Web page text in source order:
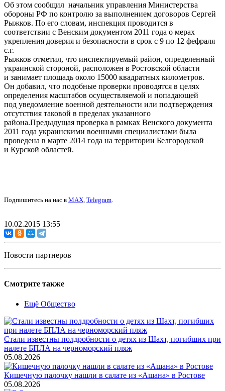
Об этом сообщил начальник управления Министерства
обороны РФ по контролю за выполнением договоров Сергей
Рыжков. По его словам, инспекция проводится в
соответствии с Венским документом 2011 года о мерах
укрепления доверия и безопасности в срок с 9 по 12 фефраля
с.г.
Рыжков отметил, что инспектируемый район, определенный
украинской стороной, расположен в Ростовской области
и занимает площадь около 15000 квадратных километров.
Он добавил, что подобные проверки проводятся в целях
определения масштабов осуществляемой и попадающей
под уведомление военной деятельности или подтверждения
отсутствия таковой в пределах указанного
района.Предыдущая проверка в рамках Венского документа
2011 года украинскими военными специалистами была
проведена в марте 2014 года на территории Белгородской
и Курской областей.
Подпишитесь на нас в MAX, Telegram.
10.02.2015 13:55
Новости партнеров
Смотрите также
Ещё Общество
Стали известны полдробности о детях из Шахт, погибших при
налете БПЛА на черноморский пляж
05.08.2026
Кишечную палочку нашли в салате из «Ашана» в Ростове
05.08.2026